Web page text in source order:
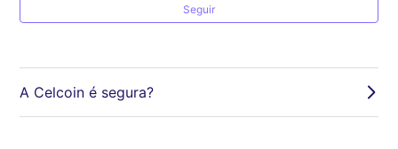
Seguir
A Celcoin é segura?